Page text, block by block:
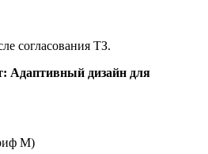
согласования ТЗ.
Адаптивный дизайн для
M)